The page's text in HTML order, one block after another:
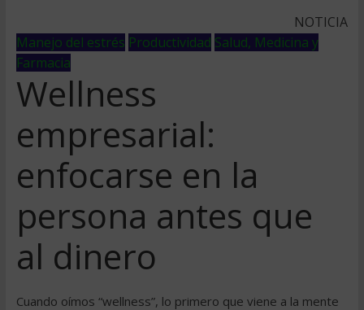
NOTICIA
Manejo del estrés Productividad Salud, Medicina y
Farmacia
Wellness
empresarial:
enfocarse en la
persona antes que
al dinero
Cuando oímos “wellness”, lo primero que viene a la mente